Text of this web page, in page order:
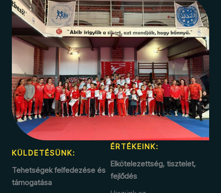
KÜLDETÉSÜNK:
Tehetségek felfedezése és
támogatása
ÉRTÉKEINK:
Elkötelezettség, tisztelet,
fejlődés